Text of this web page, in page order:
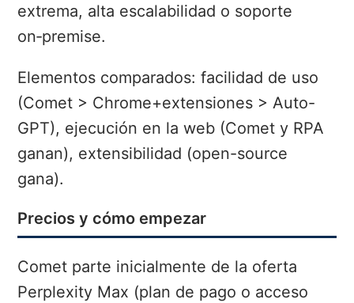
extrema, alta escalabilidad o soporte
on‑premise.
Elementos comparados: facilidad de uso
(Comet > Chrome+extensiones > Auto-
GPT), ejecución en la web (Comet y RPA
ganan), extensibilidad (open-source
gana).
Precios y cómo empezar
Comet parte inicialmente de la oferta
Perplexity Max (plan de pago o acceso